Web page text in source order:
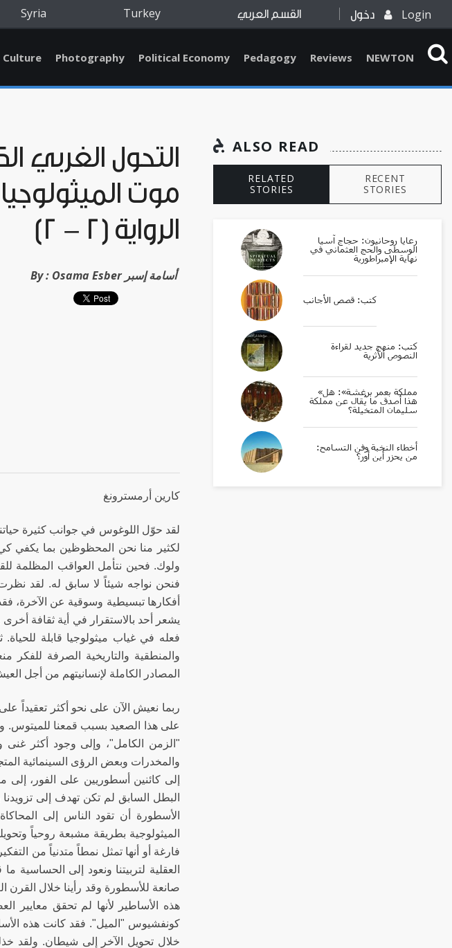
Syria Turkey القسم العربي دخول Login
Culture Photography Political Economy Pedagogy Reviews NEWTON
التحول الغربي
موت
الرواية (2 - 2)
By : Osama Esber أسامة إسبر
كارين أرمسترونغ
لقد حوّل اللوغوس في جوانب كثيرة
لكثير منا نحن المحظوظين بما يكفي
ولوك. فحين نتأمل العواقب المظلمة
فنحن نواجه شيئاً لا سابق له. لقد
أفكارها تبسيطية وسوقية عن الآخرة،
يشعر أحد بالاستقرار في أية ثقافة
فعله في غياب ميثولوجيا قابلة
والمنطقية والتاريخية الصرفة
المصادر الكاملة لإنسانيتهم من أجل
ربما نعيش الآن على نحو أكثر تعقيداً
على هذا الصعيد بسبب قمعنا للميتوس.
"الزمن الكامل"، وإلى وجود أكثر
والمخدرات وبعض الرؤى السينمائية
إلى كائنين أسطوريين على الفور، إلى
البطل السابق لم تكن تهدف إلى
الأسطورة أن تقود الناس إلى
الميثولوجية بطريقة مشبعة روحياً
فارغة أو أنها تمثل نمطاً متدنياً من
العقلية لتربيتنا ونعود إلى الحساسية
صانعة للأسطورة وقد رأينا خلال القرن
هذه الأساطير لأنها لم تحقق معايير
كونفشيوس "الميل". فقد كانت هذه
خلال تحويل الآخر إلى شيطان. ولقد
ALSO READ
RELATED
STORIES
RECENT
STORIES
رعايا روحانيون: حجاج آسيا
الوسطى والحج العثماني في
نهاية الإمبراطورية
كتب: قصص الأجانب
كتب: منهج جديد لقراءة
النصوص الأثرية
«مملكة بعمر برغشة»: هل
هذا أصدق ما يُقال عن مملكة
سليمان المتخيلة؟
أخطاء النخبة وفن التسامح:
من يحزر أين أور؟